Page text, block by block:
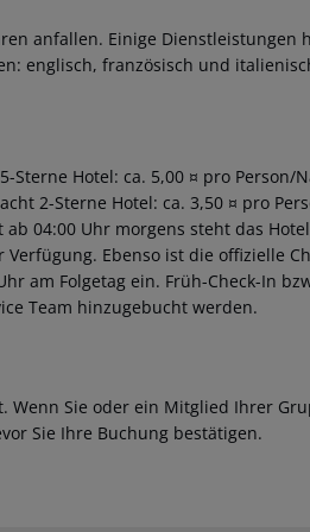
anfallen. Einige Dienstleistungen
englisch, französisch und
Hotel: ca. 5,00 ¤ pro Person/
2-Sterne Hotel: ca. 3,50 ¤ pro
04:00 Uhr morgens steht das
Ebenso ist die offizielle
am Folgetag ein. Früh-Check-In
Team hinzugebucht werden.
Sie oder ein Mitglied Ihrer
Sie Ihre Buchung bestätigen.
akzeptieren